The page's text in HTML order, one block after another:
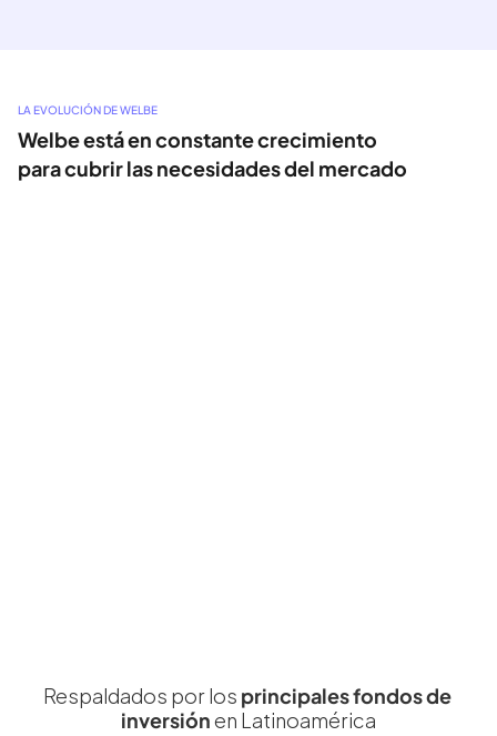
LA EVOLUCIÓN DE WELBE
Welbe está en constante crecimiento
para cubrir las necesidades del mercado
Respaldados por los principales fondos de
inversión en Latinoamérica